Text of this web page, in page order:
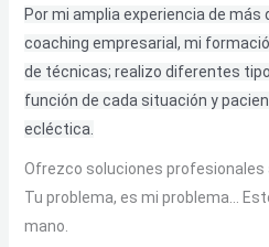
Por mi amplia experiencia de más
coaching empresarial, mi
de técnicas; realizo diferentes
función de cada situación y
ecléctica.
Ofrezco soluciones profesionales
Tu problema, es mi problema…
mano.